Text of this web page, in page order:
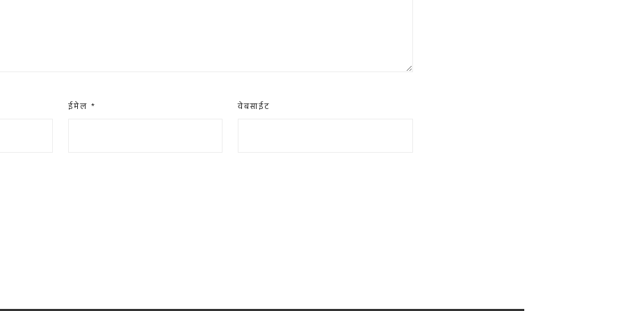
ईमेल* वेबसाईट